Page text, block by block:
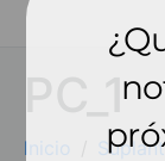
PC_1
Inicio